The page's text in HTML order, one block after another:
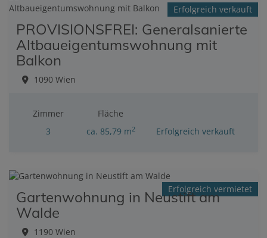
Erfolgreich verkauft
PROVISIONSFREI: Generalsanierte
Altbaueigentumswohnung mit
Balkon
1090 Wien
Zimmer
3
Fläche
ca. 85,79 m2 Erfolgreich verkauft
Erfolgreich vermietet
Gartenwohnung in Neustift am
Walde
1190 Wien